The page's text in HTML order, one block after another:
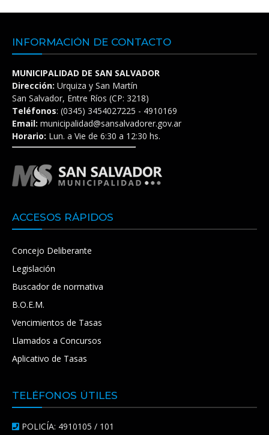
INFORMACIÓN DE CONTACTO
MUNICIPALIDAD DE SAN SALVADOR
Dirección: Urquiza y San Martín
San Salvador, Entre Ríos (CP: 3218)
Teléfonos: (0345) 3454027225 - 4910169
Email: municipalidad@sansalvadorer.gov.ar
Horario: Lun. a Vie de 6:30 a 12:30 hs.
ACCESOS RÁPIDOS
Concejo Deliberante
Legislación
Buscador de normativa
B.O.E.M.
Vencimientos de Tasas
Llamados a Concursos
Aplicativo de Tasas
TELÉFONOS ÚTILES
POLICÍA: 4910105 / 101